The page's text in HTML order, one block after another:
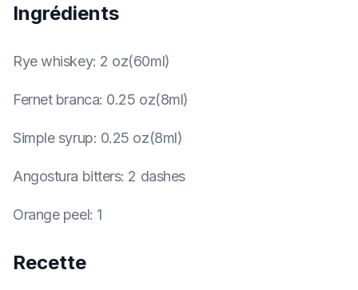
Ingrédients
Rye whiskey: 2 oz(60ml)
Fernet branca: 0.25 oz(8ml)
Simple syrup: 0.25 oz(8ml)
Angostura bitters: 2 dashes
Orange peel: 1
Recette